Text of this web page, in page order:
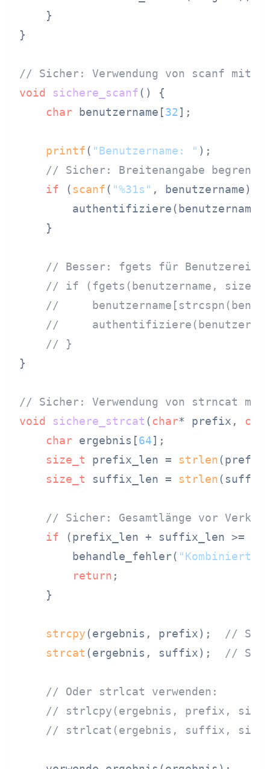
    }
}
// Sicher: Verwendung von scanf mit
void
sichere_scanf()
{
char benutzername[32];
printf( "Benutzername: " );
// Sicher: Breitenangabe begrenzt
if ( scanf( "%31s" , benutzername)
    }
// Besser: fgets für
// if (fgets(benutzername,
//
//
// }
}
// Sicher: Verwendung von strncat mit
void
sichere_strcat (char* prefix,
char ergebnis[64];
size_t prefix_len = strlen
size_t suffix_len = strlen
// Sicher: Gesamtlänge vor
if (prefix_len + suffix_len >=
        behandle_fehler(
return ;
    }
strcpy(ergebnis, prefix); //
strcat (ergebnis, suffix); //
// Oder strlcat verwenden:
// strlcpy(ergebnis, prefix,
// strlcat(ergebnis, suffix,